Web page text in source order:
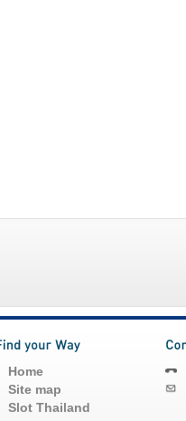
Home
Site map
Slot Thailand